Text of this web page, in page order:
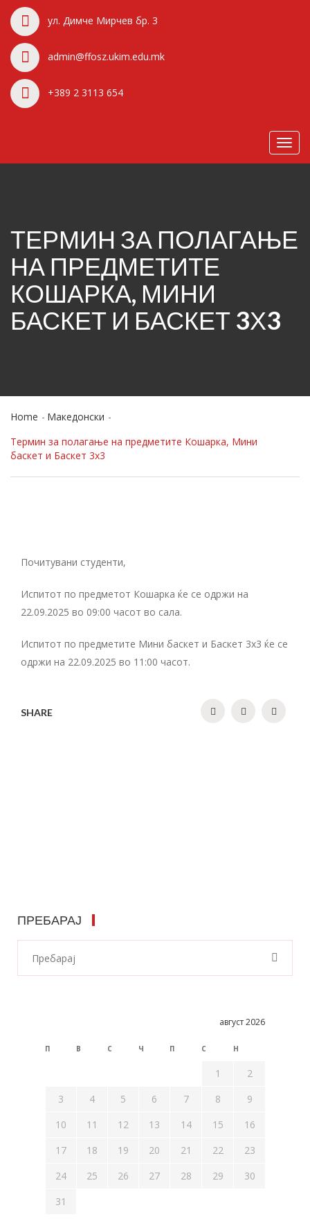
ул. Димче Мирчев бр. 3
admin@ffosz.ukim.edu.mk
+389 2 3113 654
ТЕРМИН ЗА ПОЛАГАЊЕ
НА ПРЕДМЕТИТЕ
КОШАРКА, МИНИ
БАСКЕТ И БАСКЕТ 3Х3
Home
Македонски
Термин за полагање на предметите Кошарка, Мини
баскет и Баскет 3х3
Почитувани студенти,
Испитот по предметот Кошарка ќе се одржи на
22.09.2025 во 09:00 часот во сала.
Испитот по предметите Мини баскет и Баскет 3х3 ќе се
одржи на 22.09.2025 во 11:00 часот.
SHARE
ПРЕБАРАЈ
август 2026
П В С Ч П С Н
1
2
3
4 5 6 7 8
9
10
11 12 13 14 15
16
17
18 19 20 21 22
23
24
25 26 27 28 29
30
31